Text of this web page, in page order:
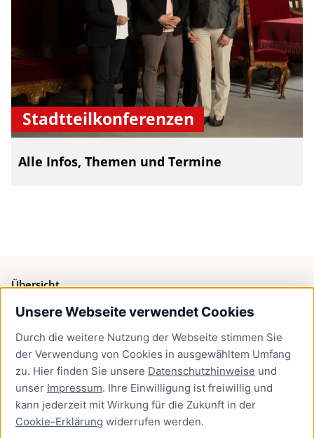
Unsere Webseite verwendet Cookies
Durch die weitere Nutzung der Webseite stimmen Sie
der Verwendung von Cookies in ausgewähltem Umfang
zu. Hier finden Sie unsere Datenschutzhinweise und
unser Impressum. Ihre Einwilligung ist freiwillig und
kann jederzeit mit Wirkung für die Zukunft in der
Cookie-Erklärung widerrufen werden.
Stadtteilkonferenzen
Alle Infos, Themen und Termine
Übersicht
Bürgerservice
Presse
Newsletter Lübeck:kompakt
Kontakt
Kontakt